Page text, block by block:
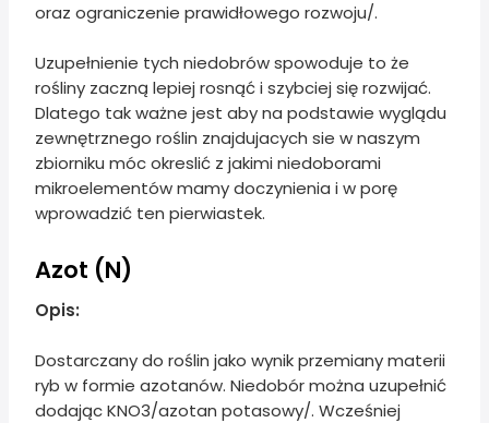
oraz ograniczenie prawidłowego rozwoju/.
Uzupełnienie tych niedobrów spowoduje to że
rośliny zaczną lepiej rosnąć i szybciej się rozwijać.
Dlatego tak ważne jest aby na podstawie wyglądu
zewnętrznego roślin znajdujacych sie w naszym
zbiorniku móc okreslić z jakimi niedoborami
mikroelementów mamy doczynienia i w porę
wprowadzić ten pierwiastek.
Azot (N)
Opis:
Dostarczany do roślin jako wynik przemiany materii
ryb w formie azotanów. Niedobór można uzupełnić
dodając KNO3/azotan potasowy/. Wcześniej